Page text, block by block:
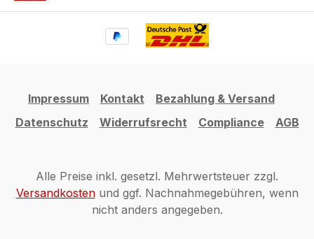
Impressum Kontakt
Bezahlung & Versand
Datenschutz
Widerrufsrecht Compliance AGB
Alle Preise inkl. gesetzl. Mehrwertsteuer zzgl.
Versandkostenund ggf. Nachnahmegebühren, wenn
nicht anders angegeben.